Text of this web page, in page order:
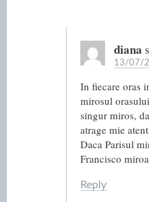
diana
13/07/
In fiecare oras
mirosul
singur miros,
atrage mie
Daca Parisul
Francisco
Reply